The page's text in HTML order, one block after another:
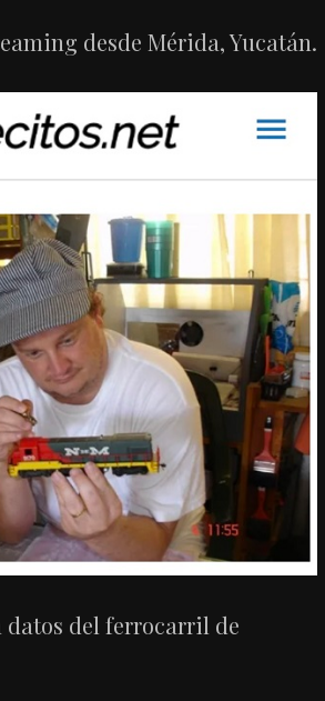
desde Mérida, Yucatán.
datos del ferrocarril de